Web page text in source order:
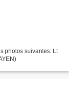
photos suivantes: Lt